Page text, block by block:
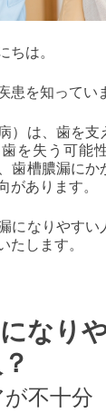
ちは。
患を知ってい
）は、歯を支
を失う可能
歯槽膿漏にか
があります。
になりやす
たします。
なり
が不十分